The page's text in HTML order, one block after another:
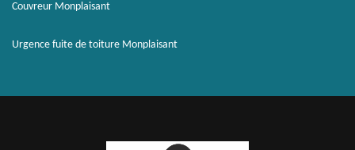
Couvreur Monplaisant
Urgence fuite de toiture Monplaisant